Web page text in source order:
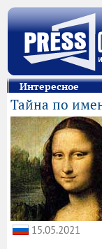
Интересное
Тайна по
15.05.2021